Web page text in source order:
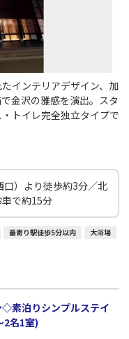
インテリアデザイン、加
金沢の雅感を演出。スタ
トイレ完全独立タイプで
）より徒歩約3分／北
で約15分
最寄り駅徒歩5分以内 大浴場
素泊りシンプルステイ
2名1室)